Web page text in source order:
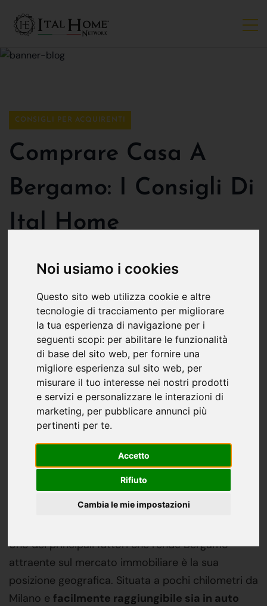
Noi usiamo i cookies
Questo sito web utilizza cookie e altre
tecnologie di tracciamento per migliorare
la tua esperienza di navigazione per i
seguenti scopi: per abilitare le funzionalità
di base del sito web, per fornire una
migliore esperienza sul sito web, per
misurare il tuo interesse nei nostri prodotti
e servizi e personalizzare le interazioni di
marketing, per pubblicare annunci più
pertinenti per te.
Accetto
Rifiuto
Cambia le mie impostazioni
CONSIGLI PER ACQUIRENTI
Comprare Casa A
Bergamo: I Consigli Di
Ital Home
Il mercato immobiliare a
Bergamo: una panoramica
generale
Il mercato immobiliare a Bergamo rappresenta
un'interessante opportunità per chi desidera
acquistare una casa in questa città. L'offerta di
immobili è variegata, con una vasta selezione tra
appartamenti, villette a schiera e case
indipendenti. La domanda è sostenuta sia da
coloro che cercano una soluzione abitativa, sia da
Uno dei principali fattori che rende Bergamo
attraente sul mercato immobiliare è la sua
posizione geografica. Situata a pochi chilometri da
Milano e facilmente raggiungibile sia in auto